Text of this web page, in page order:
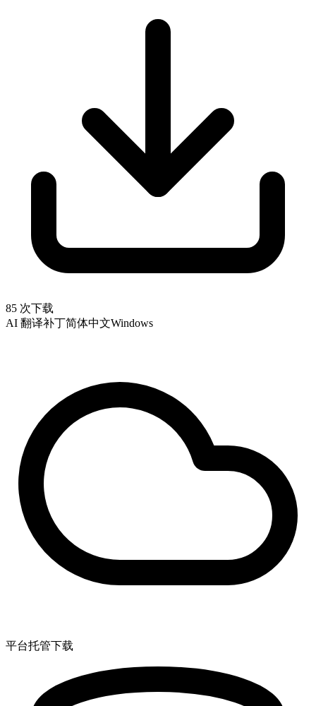
85 次下载
AI 翻译补丁简体中文Windows
平台托管下载